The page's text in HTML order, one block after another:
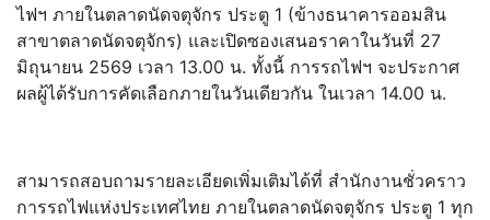
ไฟฯ ภายในตลาดนัดจตุจักร ประตู 1 (ข้างธนาคารออมสิน
สาขาตลาดนัดจตุจักร) และเปิดซองเสนอราคาในวันที่ 27
มิถุนายน 2569 เวลา 13.00 น. ทั้งนี้ การรถไฟฯ จะประกาศ
ผลผู้ได้รับการคัดเลือกภายในวันเดียวกัน ในเวลา 14.00 น.
สามารถสอบถามรายละเอียดเพิ่มเติมได้ที่ สำนักงานชั่วคราว
การรถไฟแห่งประเทศไทย ภายในตลาดนัดจตุจักร ประตู 1 ทุก